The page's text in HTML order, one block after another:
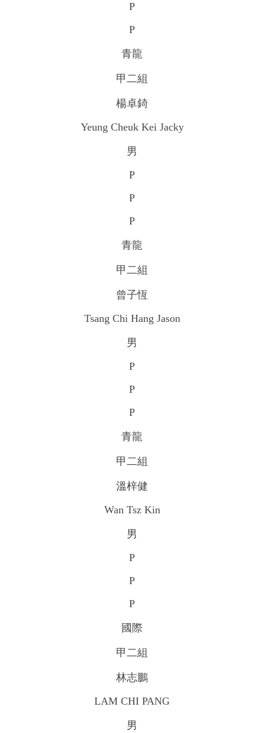
P
P
青龍
甲二組
楊卓錡
Yeung Cheuk Kei Jacky
男
P
P
P
青龍
甲二組
曾子恆
Tsang Chi Hang Jason
男
P
P
P
青龍
甲二組
溫梓健
Wan Tsz Kin
男
P
P
P
國際
甲二組
林志鵬
LAM CHI PANG
男